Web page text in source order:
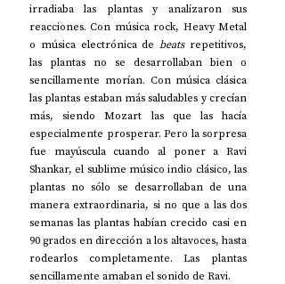
irradiaba las plantas y analizaron sus
reacciones. Con música rock, Heavy Metal
o música electrónica de beats repetitivos,
las plantas no se desarrollaban bien o
sencillamente morían. Con música clásica
las plantas estaban más saludables y crecían
más, siendo Mozart las que las hacía
especialmente prosperar. Pero la sorpresa
fue mayúscula cuando al poner a Ravi
Shankar, el sublime músico indio clásico, las
plantas no sólo se desarrollaban de una
manera extraordinaria, si no que a las dos
semanas las plantas habían crecido casi en
90 grados en dirección a los altavoces, hasta
rodearlos completamente. Las plantas
sencillamente amaban el sonido de Ravi.